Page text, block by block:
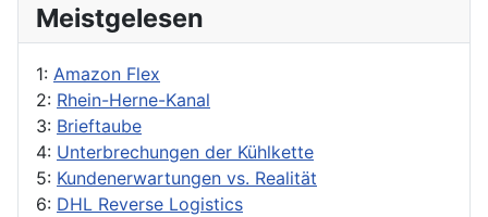
Meistgelesen
1: Amazon Flex
2: Rhein-Herne-Kanal
3: Brieftaube
4: Unterbrechungen der Kühlkette
5: Kundenerwartungen vs. Realität
6: DHL Reverse Logistics